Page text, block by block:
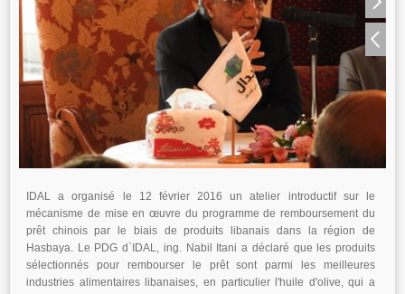
IDAL a organisé le 12 février 2016 un atelier introductif sur le
mécanisme de mise en œuvre du programme de remboursement du
prêt chinois par le biais de produits libanais dans la région de
Hasbaya. Le PDG d`IDAL, ing. Nabil Itani a déclaré que les produits
sélectionnés pour rembourser le prêt sont parmi les meilleures
industries alimentaires libanaises, en particulier l'huile d'olive, qui a